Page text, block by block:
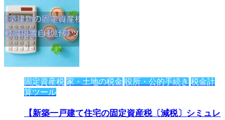
固定資産税 家・土地の税金 役所・公的手続き 税金計
算ツール
【新築一戸建て住宅の固定資産税〔減税〕シミュレ